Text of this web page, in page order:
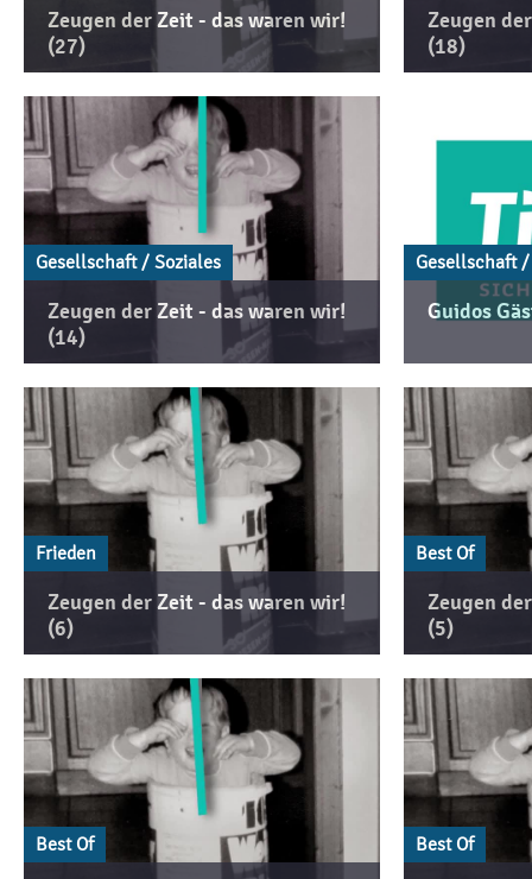
Zeugen der Zeit - das waren wir!
(27)
Zeugen
(18)
Gesellschaft / Soziales
Zeugen der Zeit - das waren wir!
(14)
Gesellschaft
Guidos
Frieden
Zeugen der Zeit - das waren wir!
(6)
Best Of
Zeugen
(5)
Best Of Best Of